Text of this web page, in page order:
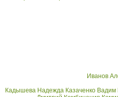
Иванов
Кадышева Надежда Казаченко Вадим